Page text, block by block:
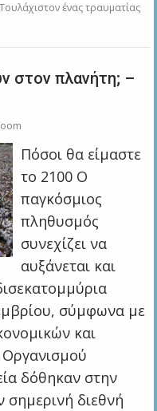
ένας τραυματίας
στον πλανήτη; –
Πόσοι θα είμαστε
το 2100 Ο
παγκόσμιος
πληθυσμός
συνεχίζει να
αυξάνεται και
σύμφωνα με
και
δόθηκαν στην
διεθνή